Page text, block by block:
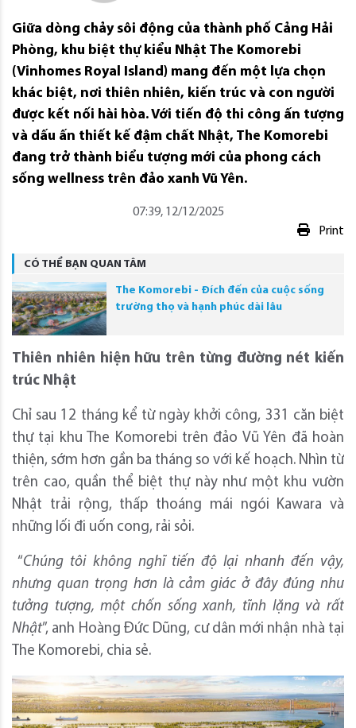
Giữa dòng chảy sôi động của thành phố Cảng Hải
Phòng, khu biệt thự kiểu Nhật The Komorebi
(Vinhomes Royal Island) mang đến một lựa chọn
khác biệt, nơi thiên nhiên, kiến trúc và con người
được kết nối hài hòa. Với tiến độ thi công ấn tượng
và dấu ấn thiết kế đậm chất Nhật, The Komorebi
đang trở thành biểu tượng mới của phong cách
sống wellness trên đảo xanh Vũ Yên.
07:39, 12/12/2025
Print
CÓ THỂ BẠN QUAN TÂM
The Komorebi - Đích đến của cuộc sống
trường thọ và hạnh phúc dài lâu
Thiên nhiên hiện hữu trên từng đường nét kiến
trúc Nhật
Chỉ sau 12 tháng kể từ ngày khởi công, 331 căn biệt
thự tại khu The Komorebi trên đảo Vũ Yên đã hoàn
thiện, sớm hơn gần ba tháng so với kế hoạch. Nhìn từ
trên cao, quần thể biệt thự này như một khu vườn
Nhật trải rộng, thấp thoáng mái ngói Kawara và
những lối đi uốn cong, rải sỏi.
“Chúng tôi không nghĩ tiến độ lại nhanh đến vậy,
nhưng quan trọng hơn là cảm giác ở đây đúng như
tưởng tượng, một chốn sống xanh, tĩnh lặng và rất
Nhật”, anh Hoàng Đức Dũng, cư dân mới nhận nhà tại
The Komorebi, chia sẻ.